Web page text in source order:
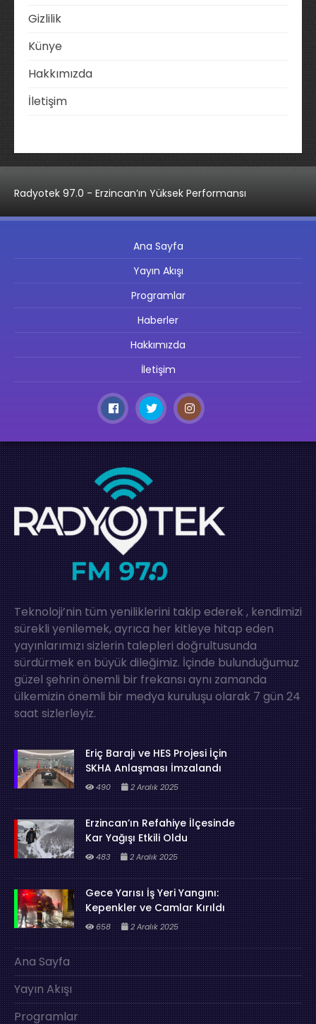
Gizlilik
Künye
Hakkımızda
İletişim
Radyotek 97.0 - Erzincan’ın Yüksek Performansı
Ana Sayfa
Yayın Akışı
Programlar
Haberler
Hakkımızda
İletişim
Teknoloji’nin tüm yeniliklerini takip ederek , kendimizi
sürekli yenilemek, ayrıca her kitleye hitap eden
yayınlarımızı sizlerin talepleri doğrultusunda
sürdürmek en büyük dileğimiz. İçinde bulunduğumuz
güzel şehrin önemli bir frekansı aynı zamanda
ülkemizin önemli bir medya kuruluşu olarak 7 gün 24
saat sizlerleyiz.
Eriç Barajı ve HES Projesi İçin
SKHA Anlaşması İmzalandı
490 2 Aralık 2025
Erzincan’ın Refahiye İlçesinde
Kar Yağışı Etkili Oldu
483 2 Aralık 2025
Gece Yarısı İş Yeri Yangını:
Kepenkler ve Camlar Kırıldı
658 2 Aralık 2025
Ana Sayfa
Yayın Akışı
Programlar